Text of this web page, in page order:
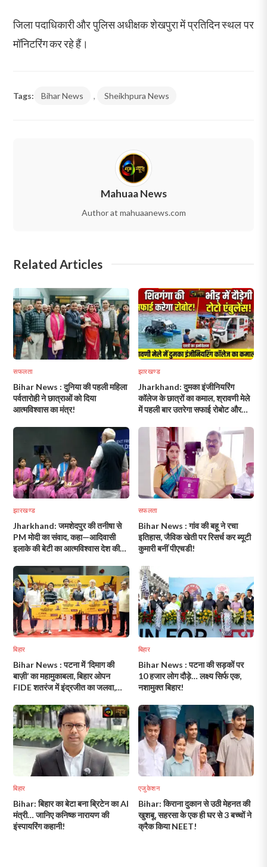
जिला पदाधिकारी और पुलिस अधीक्षक शेखपुरा में प्रतिदिन स्थल पर
मॉनिटरिंग कर रहे हैं।
Tags: Bihar News , Sheikhpura News
Mahuaa News
Author at mahuaanews.com
Related Articles
सफलता
Bihar News : दुनिया की पहली महिला
पर्वतारोही ने छात्राओं को दिया
आत्मविश्वास का मंत्र!
झारखण्ड
Jharkhand: दुमका इंजीनियरिंग
कॉलेज के छात्रों का कमाल, श्रावणी मेले
में पहली बार उतरेगा सफाई रोबोट और
झारखण्ड
Jharkhand: जमशेदपुर की तनीषा से
PM मोदी का संवाद, कहा—आदिवासी
इलाके की बेटी का आत्मविश्वास देश की
सफलता
Bihar News : गांव की बहू ने रचा
इतिहास, जैविक खेती पर रिसर्च कर ब्यूटी
कुमारी बनीं पीएचडी!
बिहार
Bihar News : पटना में ‘दिमाग की
बाज़ी’ का महामुकाबला, बिहार ओपन
FIDE शतरंज में इंद्रजीत का जलवा,
बिहार
Bihar News : पटना की सड़कों पर
10 हजार लोग दौड़े… लक्ष्य सिर्फ एक,
नशामुक्त बिहार!
बिहार
Bihar: बिहार का बेटा बना ब्रिटेन का AI
मंत्री… जानिए कनिष्क नारायण की
इंस्पायरिंग कहानी!
एजुकेशन
Bihar: किराना दुकान से उठी मेहनत की
खुशबू, सहरसा के एक ही घर से 3 बच्चों ने
क्रैक किया NEET!